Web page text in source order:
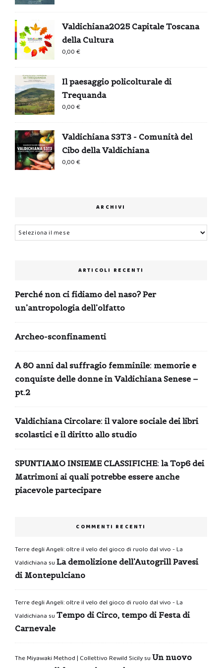
era:
0,99 €.
è:
0,00 €.
Valdichiana2025 Capitale Toscana
della Cultura
0,00€
Il paesaggio policolturale di
Trequanda
0,00€
Valdichiana S3T3 - Comunità del
Cibo della Valdichiana
0,00€
ARCHIVI
Archivi
ARTICOLI RECENTI
Perché non ci fidiamo del naso? Per
un’antropologia dell’olfatto
Archeo-sconfinamenti
A 80 anni dal suffragio femminile: memorie e
conquiste delle donne in Valdichiana Senese –
pt.2
Valdichiana Circolare: il valore sociale dei libri
scolastici e il diritto allo studio
SPUNTIAMO INSIEME CLASSIFICHE: la Top6 dei
Matrimoni ai quali potrebbe essere anche
piacevole partecipare
COMMENTI RECENTI
Terre degli Angeli: oltre il velo del gioco di ruolo dal vivo - La
Valdichiana su La demolizione dell’Autogrill Pavesi
di Montepulciano
Terre degli Angeli: oltre il velo del gioco di ruolo dal vivo - La
Valdichiana su Tempo di Circo, tempo di Festa di
Carnevale
The Miyawaki Method | Collettivo Rewild Sicilysu Un nuovo